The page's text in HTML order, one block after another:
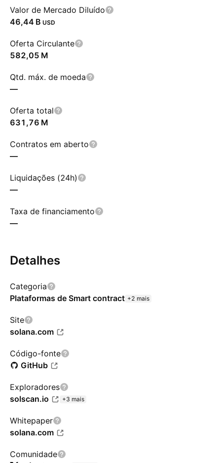
Valor de Mercado Diluído
‪46,44 B‬ USD
Oferta Circulante
‪582,05 M‬
Qtd. máx. de moeda
—
Oferta total
‪631,76 M‬
Contratos em aberto
—
Liquidações (24h)
—
Taxa de financiamento
—
Detalhes
Categoria
Plataformas de Smart contract +2 mais
Site
solana.com
Código-fonte
GitHub
Exploradores
solscan.io
+3 mais
Whitepaper
solana.com
Comunidade